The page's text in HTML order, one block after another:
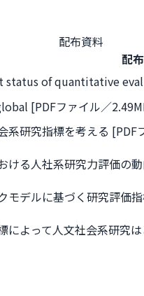
配布資料
配
status of quantitative
[PDFファイル／
系研究指標を考える [PDF
ける人社系研究力評価の
モデルに基づく研究評価
によって人文社会系研究